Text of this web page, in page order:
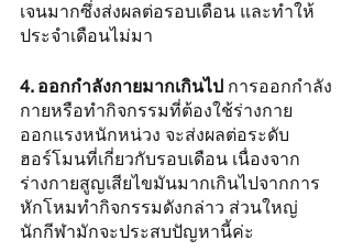
เจนมากซึ่งส่งผลต่อรอบเดือน และทำให้
ประจำเดือนไม่มา
4. ออกกำลังกายมากเกินไป การออกกำลัง
กายหรือทำกิจกรรมที่ต้องใช้ร่างกาย
ออกแรงหนักหน่วง จะส่งผลต่อระดับ
ฮอร์โมนที่เกี่ยวกับรอบเดือน เนื่องจาก
ร่างกายสูญเสียไขมันมากเกินไปจากการ
หักโหมทำกิจกรรมดังกล่าว ส่วนใหญ่
นักกีฬามักจะประสบปัญหานี้ค่ะ